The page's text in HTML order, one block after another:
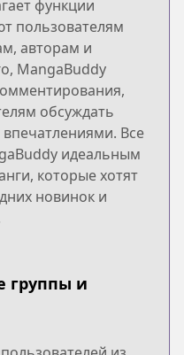
функции
пользователям
авторам и
MangaBuddy
обсуждать
Все
идеальным
которые хотят
новинок и
группы и